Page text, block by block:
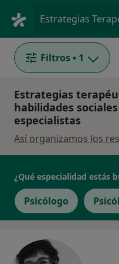
Filtros • 1
Estrategias
habilidades
especialistas
Así organizamos los
¿Qué especialidad estás
Psicólogo